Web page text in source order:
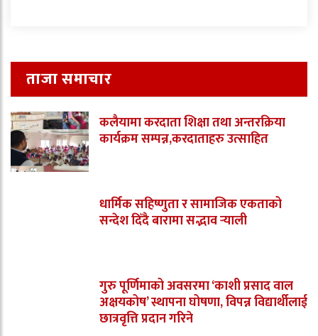
ताजा समाचार
कलैयामा करदाता शिक्षा तथा अन्तरक्रिया
कार्यक्रम सम्पन्न,करदाताहरु उत्साहित
धार्मिक सहिष्णुता र सामाजिक एकताको
सन्देश दिँदै बारामा सद्भाव र्‍याली
गुरु पूर्णिमाको अवसरमा ‘काशी प्रसाद वाल
अक्षयकोष’ स्थापना घोषणा, विपन्न विद्यार्थीलाई
छात्रवृत्ति प्रदान गरिने